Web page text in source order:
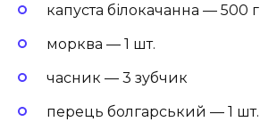
капуста білокачанна — 500 г
морква — 1 шт.
часник — 3 зубчик
перець болгарський — 1 шт.